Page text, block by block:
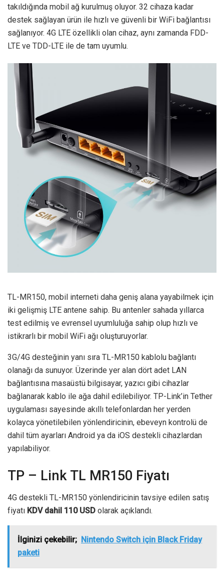
takıldığında mobil ağ kurulmuş oluyor. 32 cihaza kadar
destek sağlayan ürün ile hızlı ve güvenli bir WiFi bağlantısı
sağlanıyor. 4G LTE özellikli olan cihaz, aynı zamanda FDD-
LTE ve TDD-LTE ile de tam uyumlu.
TL-MR150, mobil interneti daha geniş alana yayabilmek için
iki gelişmiş LTE antene sahip. Bu antenler sahada yıllarca
test edilmiş ve evrensel uyumluluğa sahip olup hızlı ve
istikrarlı bir mobil WiFi ağı oluşturuyorlar.
3G/4G desteğinin yanı sıra TL-MR150 kablolu bağlantı
olanağı da sunuyor. Üzerinde yer alan dört adet LAN
bağlantısına masaüstü bilgisayar, yazıcı gibi cihazlar
bağlanarak kablo ile ağa dahil edilebiliyor. TP-Link’in Tether
uygulaması sayesinde akıllı telefonlardan her yerden
kolayca yönetilebilen yönlendiricinin, ebeveyn kontrolü de
dahil tüm ayarları Android ya da iOS destekli cihazlardan
yapılabiliyor.
TP – Link TL MR150 Fiyatı
4G destekli TL-MR150 yönlendiricinin tavsiye edilen satış
fiyatı KDV dahil 110 USD olarak açıklandı.
İlginizi çekebilir; Nintendo Switch için Black Friday
paketi